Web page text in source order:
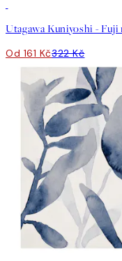
Od 161 Kč322 Kč